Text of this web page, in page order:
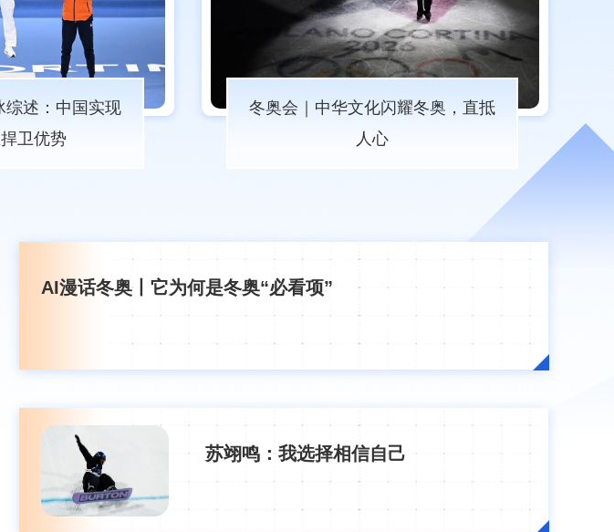
综述：中国实现
卫优势
冬奥会｜中华文化闪耀冬奥，直抵
人心
AI漫话冬奥丨它为何是冬奥“必看项”
苏翊鸣：我选择相信自己